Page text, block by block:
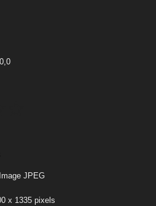
0,0
JPEG
x 1335 pixels